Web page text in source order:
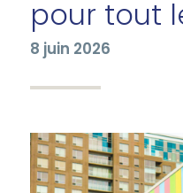
pour tout
8 juin 2026